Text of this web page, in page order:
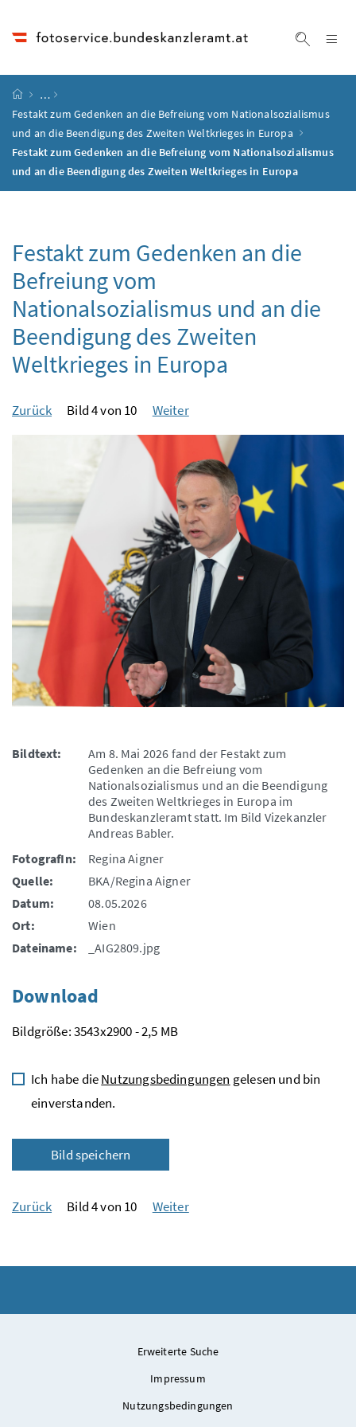
Startseite
…
Festakt zum Gedenken an die Befreiung vom Nationalsozialismus
und an die Beendigung des Zweiten Weltkrieges in Europa
Festakt zum Gedenken an die Befreiung vom Nationalsozialismus
und an die Beendigung des Zweiten Weltkrieges in Europa
Festakt zum Gedenken an die
Befreiung vom
Nationalsozialismus und an die
Beendigung des Zweiten
Weltkrieges in Europa
Zurück Bild 4 von 10 Weiter
Bildtext:
Am 8. Mai 2026 fand der Festakt zum
Gedenken an die Befreiung vom
Nationalsozialismus und an die Beendigung
des Zweiten Weltkrieges in Europa im
Bundeskanzleramt statt. Im Bild Vizekanzler
Andreas Babler.
FotografIn:
Regina Aigner
Quelle:
BKA/Regina Aigner
Datum:
08.05.2026
Ort:
Wien
Dateiname:
_AIG2809.jpg
Download
Bildgröße: 3543x2900 - 2,5 MB
Ich habe dieNutzungsbedingungen gelesen und bin
einverstanden.
Bild speichern
Zurück Bild 4 von 10 Weiter
Erweiterte Suche
Impressum
Nutzungsbedingungen